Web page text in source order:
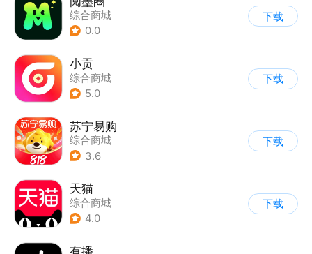
综合商城
0.0
下载
小贡
综合商城
5.0
下载
苏宁易购
综合商城
3.6
下载
天猫
综合商城
4.0
下载
有播